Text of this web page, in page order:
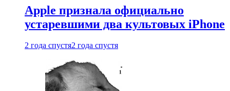
Apple признала официально
устаревшими два культовых iPhone
2 года спустя2 года спустя